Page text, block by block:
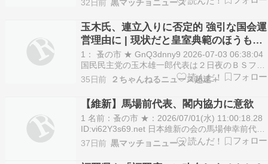
会談する調整に入った。政府・与党関係者が6日
明らかにした。維新が重視する衆院議員定数削減
法案と副首…
32日前 黒マッチョニュース
玉木氏、連立入りに否定的 強引な国会運
営理由に | 現状だと皇室典範のほうも参
院で審議できず国会終了
1： 蚤の市 ★ GnQ3dnny9 2026-07-03 06:38:04
国民民主党の玉木雄一郎代表は２日夜のＢＳフジ
の番組で、自民党と日本維新の会の連立政権に参
加する可能性を問われ、与党の強引な国会運営を
理由に否定的な考えを示した。 玉木氏は衆院議員
定数削減法案と「副首都」…
35日前 ２ちゃんねるニュース超速＋
【維新】馬場前代表、閣内協力に意欲
1 名前：蚤の市 ★：2026/07/01(水) 11:00:18.28
ID:vi62Y3s69.net 日本維新の会の馬場伸幸前代表
は1日のラジオ日本の番組で、維新が高市内閣に
閣僚を出す「閣内協力」に意欲を示した。自維連
立政権で臨んだ2月の衆院選を踏まえ、「国民か
37日前 黒マッチョニュース